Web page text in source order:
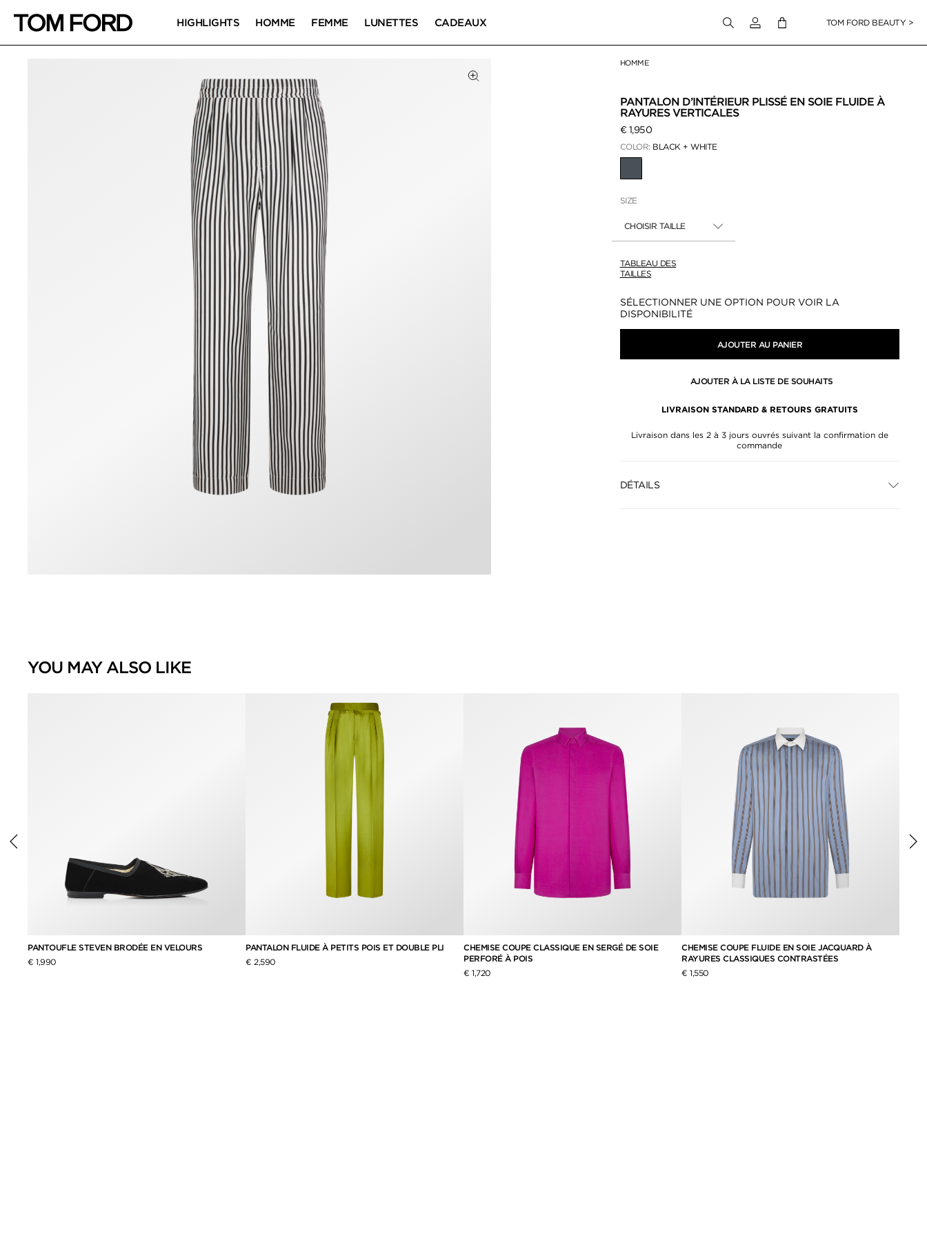
HIGHLIGHTS HOMME FEMME LUNETTES CADEAUX Connectez-vous à votre compte
TOM FORD BEAUTY >
IMAGES DU PRODUIT HOMME
PANTALON D’INTÉRIEUR PLISSÉ EN SOIE FLUIDE À
RAYURES VERTICALES
€ 1,950
COLOR: BLACK + WHITE
SIZE
CHOISIR TAILLE
TABLEAU DES
TAILLES
Disponibilité:
SÉLECTIONNER UNE OPTION POUR VOIR LA
DISPONIBILITÉ
AJOUTER AU PANIER
AJOUTER À LA LISTE DE SOUHAITS
LIVRAISON STANDARD & RETOURS GRATUITS
Livraison dans les 2 à 3 jours ouvrés suivant la confirmation de
commande
DÉTAILS
YOU MAY ALSO LIKE
PANTOUFLE STEVEN BRODÉE EN VELOURS
€ 1,990
PANTALON FLUIDE À PETITS POIS ET DOUBLE PLI
€ 2,590
CHEMISE COUPE CLASSIQUE EN SERGÉ DE SOIE
PERFORÉ À POIS
€ 1,720
CHEMISE COUPE FLUIDE EN SOIE JACQUARD À
RAYURES CLASSIQUES CONTRASTÉES
€ 1,550